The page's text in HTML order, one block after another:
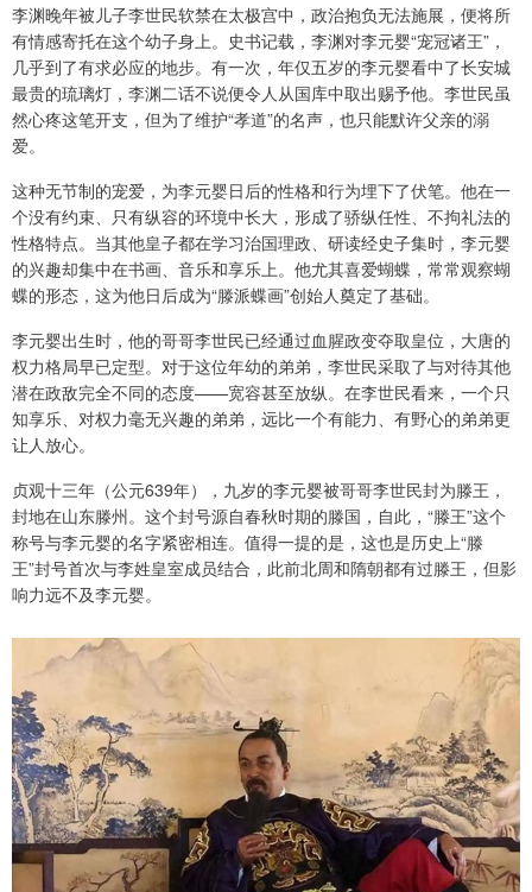
李渊晚年被儿子李世民软禁在太极宫中，政治抱负无法施展，便将所
有情感寄托在这个幼子身上。史书记载，李渊对李元婴“宠冠诸王”，
几乎到了有求必应的地步。有一次，年仅五岁的李元婴看中了长安城
最贵的琉璃灯，李渊二话不说便令人从国库中取出赐予他。李世民虽
然心疼这笔开支，但为了维护“孝道”的名声，也只能默许父亲的溺
爱。
这种无节制的宠爱，为李元婴日后的性格和行为埋下了伏笔。他在一
个没有约束、只有纵容的环境中长大，形成了骄纵任性、不拘礼法的
性格特点。当其他皇子都在学习治国理政、研读经史子集时，李元婴
的兴趣却集中在书画、音乐和享乐上。他尤其喜爱蝴蝶，常常观察蝴
蝶的形态，这为他日后成为“滕派蝶画”创始人奠定了基础。
李元婴出生时，他的哥哥李世民已经通过血腥政变夺取皇位，大唐的
权力格局早已定型。对于这位年幼的弟弟，李世民采取了与对待其他
潜在政敌完全不同的态度——宽容甚至放纵。在李世民看来，一个只
知享乐、对权力毫无兴趣的弟弟，远比一个有能力、有野心的弟弟更
让人放心。
贞观十三年（公元639年），九岁的李元婴被哥哥李世民封为滕王，
封地在山东滕州。这个封号源自春秋时期的滕国，自此，“滕王”这个
称号与李元婴的名字紧密相连。值得一提的是，这也是历史上“滕
王”封号首次与李姓皇室成员结合，此前北周和隋朝都有过滕王，但影
响力远不及李元婴。